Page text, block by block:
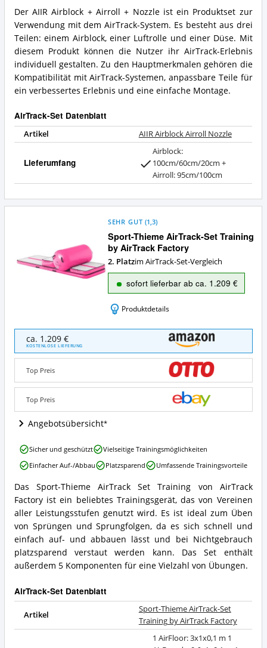
AIIR
Airblock
Airroll
Nozzle
Zusammenfassung:
Was
bietet
dieses
Set?
Der AIIR Airblock + Airroll + Nozzle ist ein Produktset zur
Verwendung mit dem AirTrack-System. Es besteht aus drei
Teilen: einem Airblock, einer Luftrolle und einer Düse. Mit
diesem Produkt können die Nutzer ihr AirTrack-Erlebnis
individuell gestalten. Zu den Hauptmerkmalen gehören die
Kompatibilität mit AirTrack-Systemen, anpassbare Teile für
ein verbessertes Erlebnis und eine einfache Montage.
AirTrack-Set Datenblatt
Artikel AIIR Airblock Airroll Nozzle
Lieferumfang
Airblock:
100cm/60cm/20cm +
Airroll: 95cm/100cm
Vorteile:
Was
spricht
für
dieses
AirTrack-
Set?
Sport-Thieme AirTrack-Set Training
by AirTrack Factory
SEHR GUT (1,3)
2. Platzim AirTrack-Set-Vergleich
sofort lieferbar ab ca. 1.209 €
Produktdetails
Sport-
Thieme
AirTrack-
Training
by
AirTrack
Factory
Angebote:
Wo
dieses
AirTrack-
Set
erhältlich?
ca. 1.209 €
KOSTENLOSE LIEFERUNG
Top Preis
Top Preis
Angebotsübersicht
Sport-
Thieme
AirTrack-
Set
Training
by
AirTrack
Factory
Was
bietet
dieses
AirTrack-
Set?
Das Sport-Thieme AirTrack Set Training von AirTrack
Factory ist ein beliebtes Trainingsgerät, das von Vereinen
aller Leistungsstufen genutzt wird. Es ist ideal zum Üben
von Sprüngen und Sprungfolgen, da es sich schnell und
einfach auf- und abbauen lässt und bei Nichtgebrauch
platzsparend verstaut werden kann. Das Set enthält
außerdem 5 Komponenten für eine Vielzahl von Übungen.
AirTrack-Set Datenblatt
Artikel
Sport-Thieme AirTrack-Set
Training by AirTrack Factory
1 AirFloor: 3x1x0,1 m 1
Sport-
Thieme
AirTrack-
Training
by
AirTrack
Factory
Vorteile:
Was
spricht
für
AirTrack-
Set?
Sicher und geschützt
Vielseitige Trainingsmöglichkeiten
Einfacher Auf-/Abbau
Platzsparend Umfassende Trainingsvorteile